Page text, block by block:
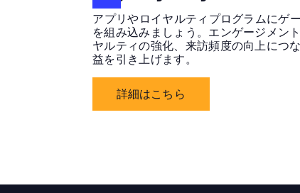
アプリやロイヤルティプログラムにゲ
を組み込みましょう。エンゲージメン
ヤルティの強化、来訪頻度の向上につ
益を引き上げます。
詳細はこちら